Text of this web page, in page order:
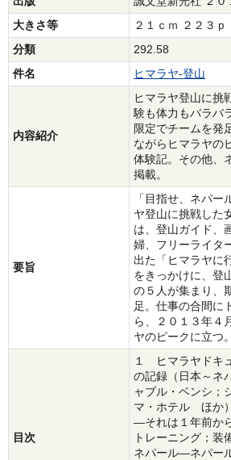
大きさ等
２１ｃｍ ２２３ｐ
分類
292.58
件名
ヒマラヤ‐登山
内容紹介
ヒマラヤ登山に挑
験も体力もバラバ
限定でチームを発
ながらヒマラヤの
体験記。その他、
掲載。
要旨
「目指せ、ネパー
ヤ登山に挑戦した
は、登山ガイド、
婦、フリーライタ
出た「ヒマラヤに
をきっかけに、登
の５人が集まり、
足。仕事の合間に
ら、２０１３年４
ヤのピークに立つ。
目次
１ ヒマラヤドキ
の記録（日本～ネ
ャブル・ベンシ；
マ・ホテル ほか
―それは１年前か
トレーニング；
ネパール―ネパー